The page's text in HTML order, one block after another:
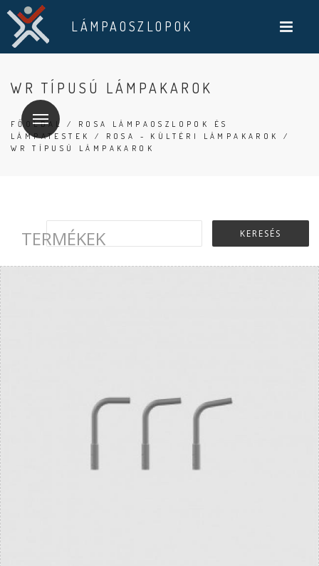
LÁMPAOSZLOPOK
WR TÍPUSÚ LÁMPAKAROK
FŐOLDAL / ROSA LÁMPAOSZLOPOK ÉS
LÁMPATESTEK
/ ROSA - KÜLTÉRI LÁMPAKAROK
/
WR TÍPUSÚ LÁMPAKAROK
TERMÉKEK